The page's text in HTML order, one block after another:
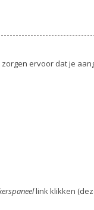
ervoor dat je
link klikken